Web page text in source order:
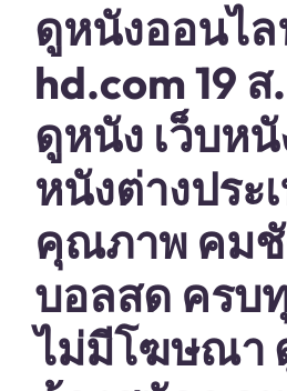
ดูหนังออนไ
hd.com 19
ดูหนัง เว็บห
หนังต่างประ
คุณภาพ คมชั
บอลสด ครบ
ไม่มีโฆษณา